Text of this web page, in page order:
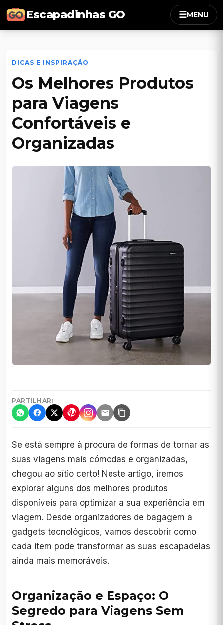
Escapadinhas GO ☰MENU
DICAS E INSPIRAÇÃO
Os Melhores Produtos
para Viagens
Confortáveis e
Organizadas
PARTILHAR:
Se está sempre à procura de formas de tornar as
suas viagens mais cómodas e organizadas,
chegou ao sítio certo! Neste artigo, iremos
explorar alguns dos melhores produtos
disponíveis para optimizar a sua experiência em
viagem. Desde organizadores de bagagem a
gadgets tecnológicos, vamos descobrir como
cada item pode transformar as suas escapadelas
ainda mais memoráveis.
Organização e Espaço: O
Segredo para Viagens Sem